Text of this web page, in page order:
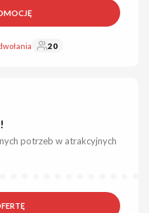
20
potrzeb w atrakcyjnych